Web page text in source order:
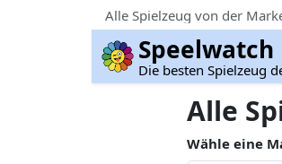
Alle Spielzeug von der
Speelwatch
Die besten Spielzeug
Alle
Wähle eine